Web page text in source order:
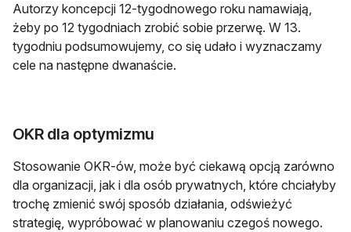
Autorzy koncepcji 12-tygodnowego roku namawiają,
żeby po 12 tygodniach zrobić sobie przerwę. W 13.
tygodniu podsumowujemy, co się udało i wyznaczamy
cele na następne dwanaście.
OKR dla optymizmu
Stosowanie OKR-ów, może być ciekawą opcją zarówno
dla organizacji, jak i dla osób prywatnych, które chciałyby
trochę zmienić swój sposób działania, odświeżyć
strategię, wypróbować w planowaniu czegoś nowego.